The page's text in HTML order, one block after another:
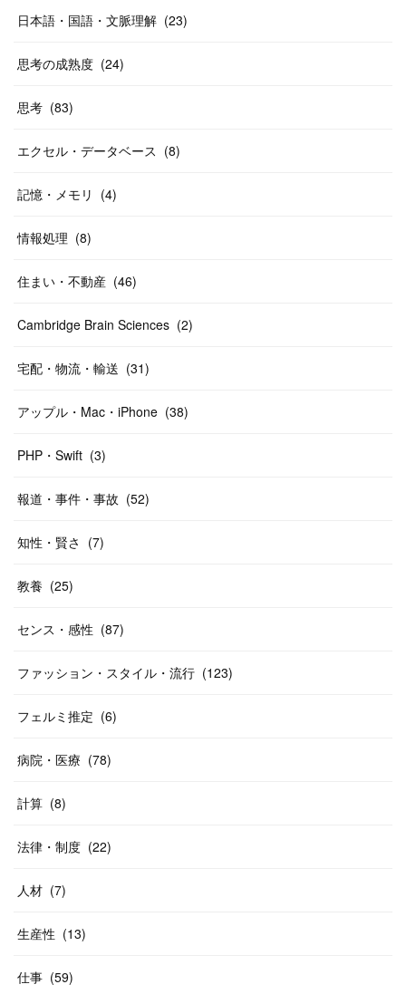
日本語・国語・文脈理解 (23)
思考の成熟度 (24)
思考 (83)
エクセル・データベース (8)
記憶・メモリ (4)
情報処理 (8)
住まい・不動産 (46)
Cambridge Brain Sciences (2)
宅配・物流・輸送 (31)
アップル・Mac・iPhone (38)
PHP・Swift (3)
報道・事件・事故 (52)
知性・賢さ (7)
教養 (25)
センス・感性 (87)
ファッション・スタイル・流行 (123)
フェルミ推定 (6)
病院・医療 (78)
計算 (8)
法律・制度 (22)
人材 (7)
生産性 (13)
仕事 (59)